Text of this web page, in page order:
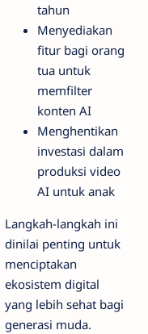
tahun
Menyediakan
fitur bagi orang
tua untuk
memfilter
konten AI
Menghentikan
investasi dalam
produksi video
AI untuk anak
Langkah-langkah ini
dinilai penting untuk
menciptakan
ekosistem digital
yang lebih sehat bagi
generasi muda.